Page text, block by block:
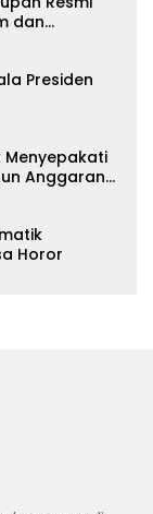
dan
Presiden
Menyepakati
Anggaran
Horor